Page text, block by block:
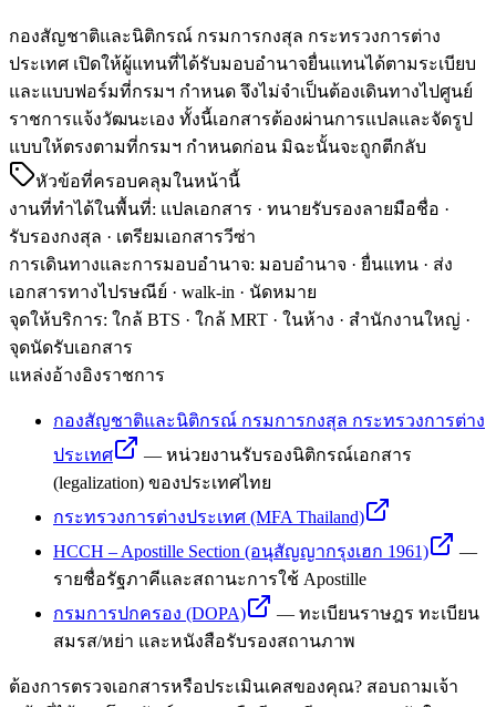
กองสัญชาติและนิติกรณ์ กรมการกงสุล กระทรวงการต่าง
ประเทศ เปิดให้ผู้แทนที่ได้รับมอบอำนาจยื่นแทนได้ตามระเบียบ
และแบบฟอร์มที่กรมฯ กำหนด จึงไม่จำเป็นต้องเดินทางไปศูนย์
ราชการแจ้งวัฒนะเอง ทั้งนี้เอกสารต้องผ่านการแปลและจัดรูป
แบบให้ตรงตามที่กรมฯ กำหนดก่อน มิฉะนั้นจะถูกตีกลับ
หัวข้อที่ครอบคลุมในหน้านี้
งานที่ทำได้ในพื้นที่: แปลเอกสาร · ทนายรับรองลายมือชื่อ ·
รับรองกงสุล · เตรียมเอกสารวีซ่า
การเดินทางและการมอบอำนาจ: มอบอำนาจ · ยื่นแทน · ส่ง
เอกสารทางไปรษณีย์ · walk-in · นัดหมาย
จุดให้บริการ: ใกล้ BTS · ใกล้ MRT · ในห้าง · สำนักงานใหญ่ ·
จุดนัดรับเอกสาร
แหล่งอ้างอิงราชการ
กองสัญชาติและนิติกรณ์ กรมการกงสุล กระทรวงการต่าง
ประเทศ
— หน่วยงานรับรองนิติกรณ์เอกสาร
(legalization) ของประเทศไทย
กระทรวงการต่างประเทศ (MFA Thailand)
HCCH – Apostille Section (อนุสัญญากรุงเฮก 1961)
—
รายชื่อรัฐภาคีและสถานะการใช้ Apostille
กรมการปกครอง (DOPA)
— ทะเบียนราษฎร ทะเบียน
สมรส/หย่า และหนังสือรับรองสถานภาพ
ต้องการตรวจเอกสารหรือประเมินเคสของคุณ? สอบถามเจ้า